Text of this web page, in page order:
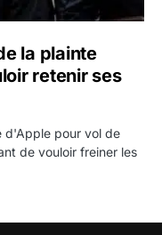
la plainte
retenir ses
d'Apple pour vol de
de vouloir freiner les